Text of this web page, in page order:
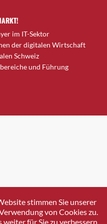
im IT-Sektor
der digitalen Wirtschaft
Schweiz
und Führung
stimmen Sie unserer
von Cookies zu.
für Sie zu verbessern.